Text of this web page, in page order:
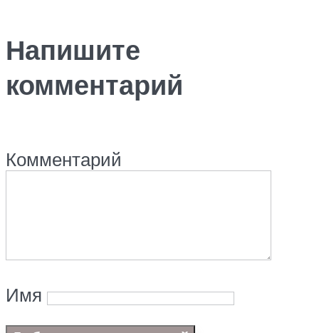
Напишите
комментарий
Комментарий
Имя